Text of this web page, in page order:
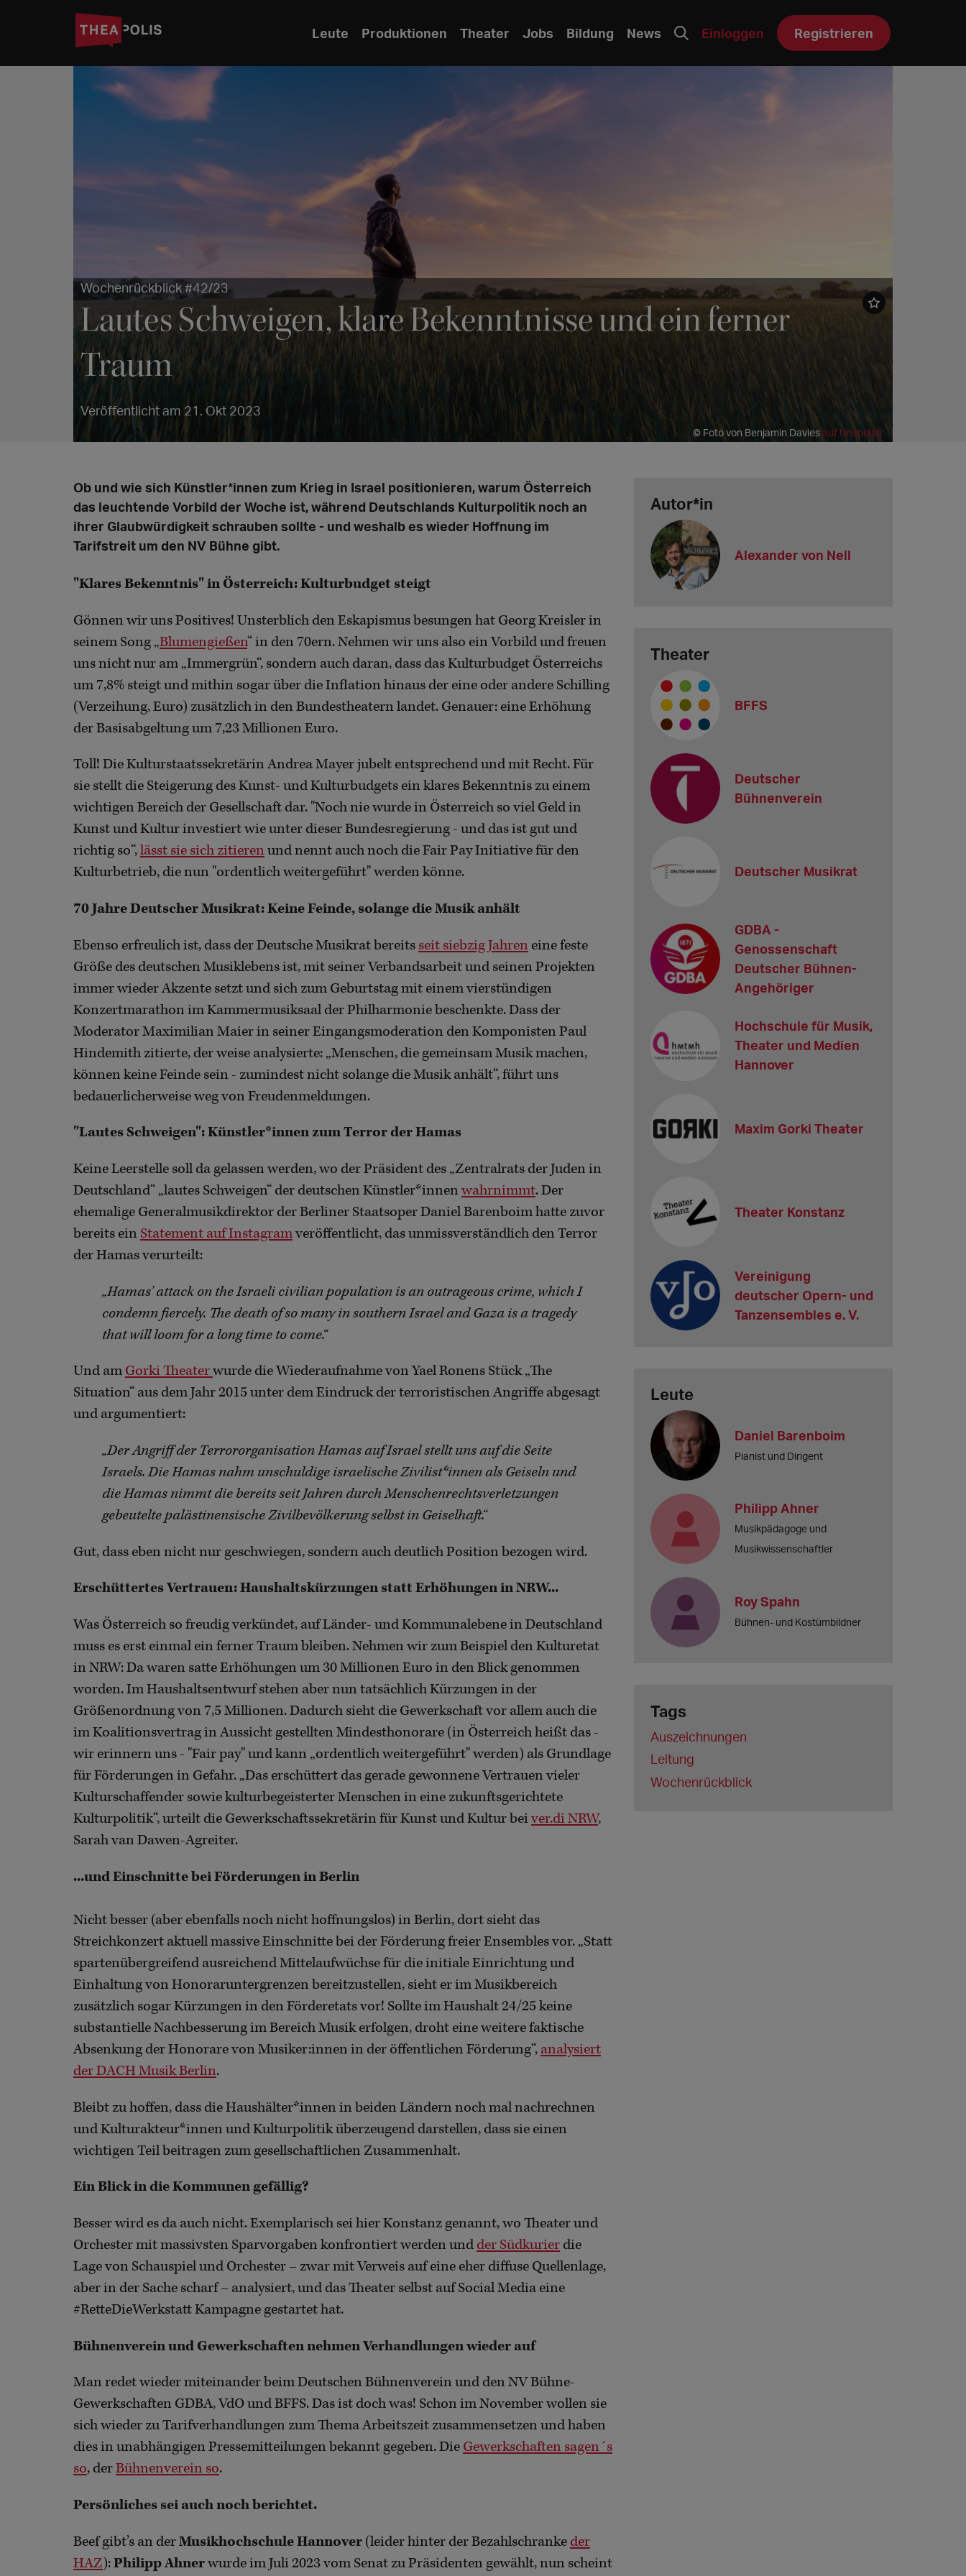
Leute Produktionen Theater Jobs Bildung News Einloggen Registrieren
Wochenrückblick #42/23
Lautes Schweigen, klare Bekenntnisse und ein ferner
Traum
Veröffentlicht am 21. Okt 2023
© Foto von Benjamin Daviesauf Unsplash
Ob und wie sich Künstler*innen zum Krieg in Israel positionieren, warum Österreich
das leuchtende Vorbild der Woche ist, während Deutschlands Kulturpolitik noch an
ihrer Glaubwürdigkeit schrauben sollte - und weshalb es wieder Hoffnung im
Tarifstreit um den NV Bühne gibt.
"Klares Bekenntnis" in Österreich: Kulturbudget steigt
Gönnen wir uns Positives! Unsterblich den Eskapismus besungen hat Georg Kreisler in
seinem Song „Blumengießen“ in den 70ern. Nehmen wir uns also ein Vorbild und freuen
uns nicht nur am „Immergrün“, sondern auch daran, dass das Kulturbudget Österreichs
um 7,8% steigt und mithin sogar über die Inflation hinaus der eine oder andere Schilling
(Verzeihung, Euro) zusätzlich in den Bundestheatern landet. Genauer: eine Erhöhung
der Basisabgeltung um 7,23 Millionen Euro.
Toll! Die Kulturstaatssekretärin Andrea Mayer jubelt entsprechend und mit Recht. Für
sie stellt die Steigerung des Kunst- und Kulturbudgets ein klares Bekenntnis zu einem
wichtigen Bereich der Gesellschaft dar. "Noch nie wurde in Österreich so viel Geld in
Kunst und Kultur investiert wie unter dieser Bundesregierung - und das ist gut und
richtig so“,lässt sie sich zitieren und nennt auch noch die Fair Pay Initiative für den
Kulturbetrieb, die nun "ordentlich weitergeführt" werden könne.
70 Jahre Deutscher Musikrat: Keine Feinde, solange die Musik anhält
Ebenso erfreulich ist, dass der Deutsche Musikrat bereits seit siebzig Jahren eine feste
Größe des deutschen Musiklebens ist, mit seiner Verbandsarbeit und seinen Projekten
immer wieder Akzente setzt und sich zum Geburtstag mit einem vierstündigen
Konzertmarathon im Kammermusiksaal der Philharmonie beschenkte. Dass der
Moderator Maximilian Maier in seiner Eingangsmoderation den Komponisten Paul
Hindemith zitierte, der weise analysierte: „Menschen, die gemeinsam Musik machen,
können keine Feinde sein - zumindest nicht solange die Musik anhält“, führt uns
bedauerlicherweise weg von Freudenmeldungen.
"Lautes Schweigen": Künstler*innen zum Terror der Hamas
Keine Leerstelle soll da gelassen werden, wo der Präsident des „Zentralrats der Juden in
Deutschland“ „lautes Schweigen“ der deutschen Künstler*innen wahrnimmt. Der
ehemalige Generalmusikdirektor der Berliner Staatsoper Daniel Barenboim hatte zuvor
bereits ein Statement auf Instagramveröffentlicht, das unmissverständlich den Terror
der Hamas verurteilt:
„Hamas’ attack on the Israeli civilian population is an outrageous crime, which I
condemn fiercely. The death of so many in southern Israel and Gaza is a tragedy
that will loom for a long time to come.“
Und am Gorki Theaterwurde die Wiederaufnahme von Yael Ronens Stück „The
Situation“ aus dem Jahr 2015 unter dem Eindruck der terroristischen Angriffe abgesagt
und argumentiert:
„Der Angriff der Terrororganisation Hamas auf Israel stellt uns auf die Seite
Israels. Die Hamas nahm unschuldige israelische Zivilist*innen als Geiseln und
die Hamas nimmt die bereits seit Jahren durch Menschenrechtsverletzungen
gebeutelte palästinensische Zivilbevölkerung selbst in Geiselhaft.“
Gut, dass eben nicht nur geschwiegen, sondern auch deutlich Position bezogen wird.
Erschüttertes Vertrauen: Haushaltskürzungen statt Erhöhungen in NRW...
Was Österreich so freudig verkündet, auf Länder- und Kommunalebene in Deutschland
muss es erst einmal ein ferner Traum bleiben. Nehmen wir zum Beispiel den Kulturetat
in NRW: Da waren satte Erhöhungen um 30 Millionen Euro in den Blick genommen
worden. Im Haushaltsentwurf stehen aber nun tatsächlich Kürzungen in der
Größenordnung von 7,5 Millionen. Dadurch sieht die Gewerkschaft vor allem auch die
im Koalitionsvertrag in Aussicht gestellten Mindesthonorare (in Österreich heißt das -
wir erinnern uns - "Fair pay" und kann „ordentlich weitergeführt" werden) als Grundlage
für Förderungen in Gefahr. „Das erschüttert das gerade gewonnene Vertrauen vieler
Kulturschaffender sowie kulturbegeisterter Menschen in eine zukunftsgerichtete
Kulturpolitik“, urteilt die Gewerkschaftssekretärin für Kunst und Kultur bei ver.di NRW,
Sarah van Dawen-Agreiter.
...und Einschnitte bei Förderungen in Berlin
Nicht besser (aber ebenfalls noch nicht hoffnungslos) in Berlin, dort sieht das
Streichkonzert aktuell massive Einschnitte bei der Förderung freier Ensembles vor. „Statt
spartenübergreifend ausreichend Mittelaufwüchse für die initiale Einrichtung und
Einhaltung von Honoraruntergrenzen bereitzustellen, sieht er im Musikbereich
zusätzlich sogar Kürzungen in den Förderetats vor! Sollte im Haushalt 24/25 keine
substantielle Nachbesserung im Bereich Musik erfolgen, droht eine weitere faktische
Absenkung der Honorare von Musiker:innen in der öffentlichen Förderung“, analysiert
der DACH Musik Berlin.
Bleibt zu hoffen, dass die Haushälter*innen in beiden Ländern noch mal nachrechnen
und Kulturakteur*innen und Kulturpolitik überzeugend darstellen, dass sie einen
wichtigen Teil beitragen zum gesellschaftlichen Zusammenhalt.
Ein Blick in die Kommunen gefällig?
Besser wird es da auch nicht. Exemplarisch sei hier Konstanz genannt, wo Theater und
Orchester mit massivsten Sparvorgaben konfrontiert werden und der Südkurier die
Lage von Schauspiel und Orchester – zwar mit Verweis auf eine eher diffuse Quellenlage,
aber in der Sache scharf – analysiert, und das Theater selbst auf Social Media eine
#RetteDieWerkstatt Kampagne gestartet hat.
Bühnenverein und Gewerkschaften nehmen Verhandlungen wieder auf
Man redet wieder miteinander beim Deutschen Bühnenverein und den NV Bühne-
Gewerkschaften GDBA, VdO und BFFS. Das ist doch was! Schon im November wollen sie
sich wieder zu Tarifverhandlungen zum Thema Arbeitszeit zusammensetzen und haben
dies in unabhängigen Pressemitteilungen bekannt gegeben. Die Gewerkschaften sagen´s
so, derBühnenverein so.
Persönliches sei auch noch berichtet.
Beef gibt’s an derMusikhochschule Hannover (leider hinter der Bezahlschranke der
HAZ):Philipp Ahnerwurde im Juli 2023 vom Senat zu Präsidenten gewählt, nun scheint
Autor*in
Alexander von Nell
Theater
BFFS
Deutscher
Bühnenverein
Deutscher Musikrat
GDBA -
Genossenschaft
Deutscher Bühnen-
Angehöriger
Hochschule für Musik,
Theater und Medien
Hannover
Maxim Gorki Theater
Theater Konstanz
Vereinigung
deutscher Opern- und
Tanzensembles e. V.
Leute
Daniel Barenboim
Pianist und Dirigent
Philipp Ahner
Musikpädagoge und
Musikwissenschaftler
Roy Spahn
Bühnen- und Kostümbildner
Tags
Auszeichnungen
Leitung
Wochenrückblick